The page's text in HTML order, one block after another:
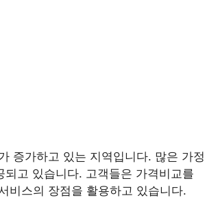
증가하고 있는 지역입니다. 많은 가정
고 있습니다. 고객들은 가격비교를
비스의 장점을 활용하고 있습니다.